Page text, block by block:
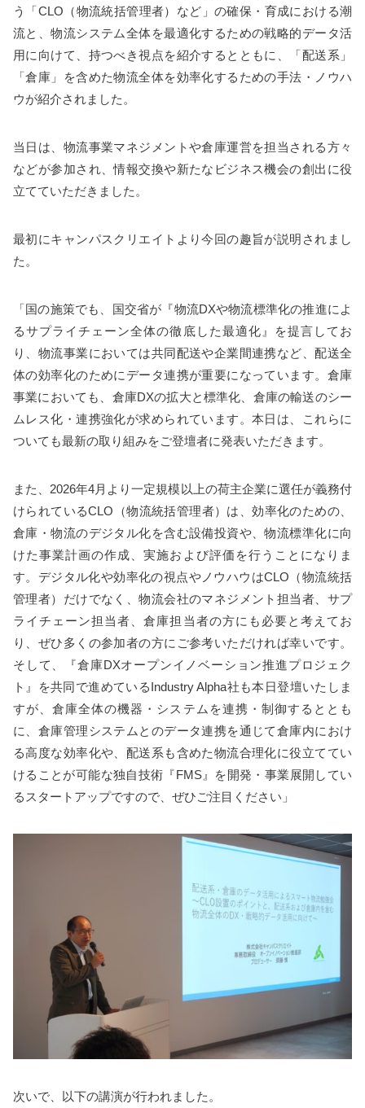
う「CLO（物流統括管理者）など」の確保・育成における潮
流と、物流システム全体を最適化するための戦略的データ活
用に向けて、持つべき視点を紹介するとともに、「配送系」
「倉庫」を含めた物流全体を効率化するための手法・ノウハ
ウが紹介されました。
当日は、物流事業マネジメントや倉庫運営を担当される方々
などが参加され、情報交換や新たなビジネス機会の創出に役
立てていただきました。
最初にキャンパスクリエイトより今回の趣旨が説明されまし
た。
「国の施策でも、国交省が『物流DXや物流標準化の推進によ
るサプライチェーン全体の徹底した最適化』を提言してお
り、物流事業においては共同配送や企業間連携など、配送全
体の効率化のためにデータ連携が重要になっています。倉庫
事業においても、倉庫DXの拡大と標準化、倉庫の輸送のシー
ムレス化・連携強化が求められています。本日は、これらに
ついても最新の取り組みをご登壇者に発表いただきます。
また、2026年4月より一定規模以上の荷主企業に選任が義務付
けられているCLO（物流統括管理者）は、効率化のための、
倉庫・物流のデジタル化を含む設備投資や、物流標準化に向
けた事業計画の作成、実施および評価を行うことになりま
す。デジタル化や効率化の視点やノウハウはCLO（物流統括
管理者）だけでなく、物流会社のマネジメント担当者、サプ
ライチェーン担当者、倉庫担当者の方にも必要と考えてお
り、ぜひ多くの参加者の方にご参考いただければ幸いです。
そして、『倉庫DXオープンイノベーション推進プロジェク
ト』を共同で進めているIndustry Alpha社も本日登壇いたしま
すが、倉庫全体の機器・システムを連携・制御するととも
に、倉庫管理システムとのデータ連携を通じて倉庫内におけ
る高度な効率化や、配送系も含めた物流合理化に役立ててい
けることが可能な独自技術『FMS』を開発・事業展開してい
るスタートアップですので、ぜひご注目ください」
次いで、以下の講演が行われました。